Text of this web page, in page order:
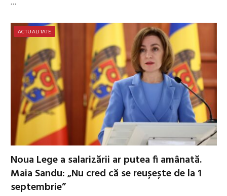
…
ACTUALITATE
Noua Lege a salarizării ar putea fi amânată.
Maia Sandu: „Nu cred că se reușește de la 1
septembrie”